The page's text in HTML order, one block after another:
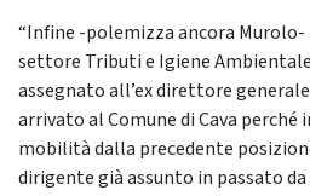
“Infine -polemizza ancora
settore Tributi e Igiene
assegnato all’ex direttore
arrivato al Comune di Cava
mobilità dalla precedente
dirigente già assunto in passato